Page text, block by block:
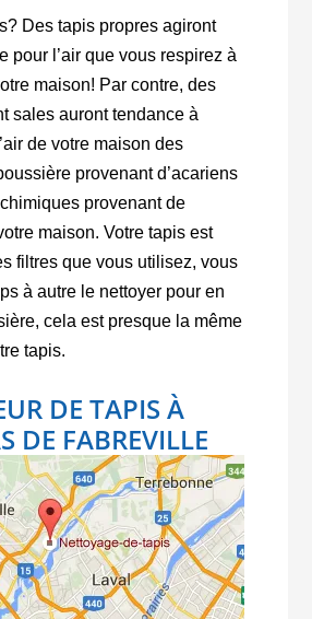
Des tapis propres agiront
pour l’air que vous respirez à
maison! Par contre, des
sales auront tendance à
de votre maison des
provenant d’acariens
provenant de
maison. Votre tapis est
filtres que vous utilisez, vous
à autre le nettoyer pour en
cela est presque la même
tapis.
DE TAPIS À
DE FABREVILLE